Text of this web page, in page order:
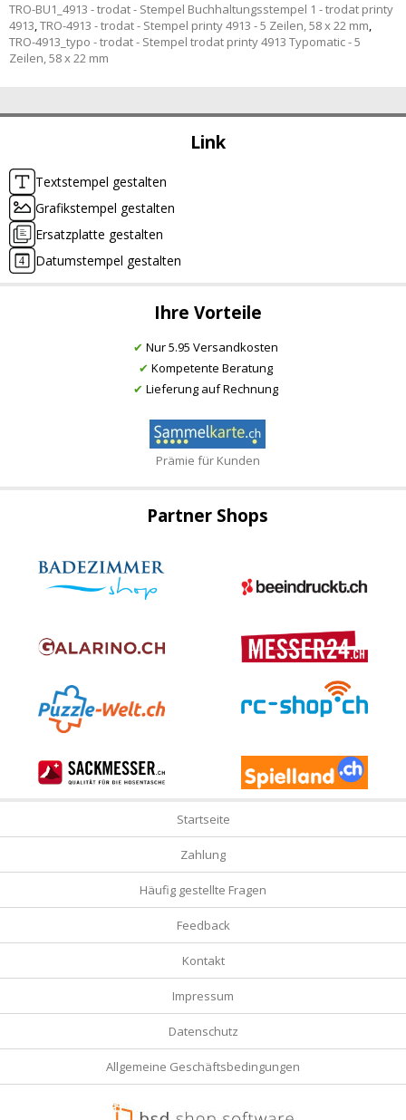
Link
Textstempel gestalten
Grafikstempel gestalten
Ersatzplatte gestalten
Datumstempel gestalten
Ihre Vorteile
✔ Nur 5.95 Versandkosten
✔ Kompetente Beratung
✔ Lieferung auf Rechnung
Prämie für Kunden
TRO-BU1_4913 - trodat - Stempel Buchhaltungsstempel 1 - trodat printy
4913,TRO-4913 - trodat - Stempel printy 4913 - 5 Zeilen, 58 x 22 mm,
TRO-4913_typo - trodat - Stempel trodat printy 4913 Typomatic - 5
Zeilen, 58 x 22 mm
Partner Shops
Startseite
Zahlung
Häufig gestellte Fragen
Feedback
Kontakt
Impressum
Datenschutz
Allgemeine Geschäftsbedingungen